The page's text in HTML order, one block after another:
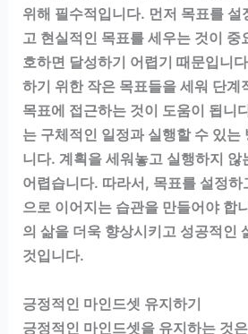
위해 필수적입니다. 먼저 목표를 설
고 현실적인 목표를 세우는 것이 중
호하면 달성하기 어렵기 때문입니
하기 위한 작은 목표들을 세워 단계
목표에 접근하는 것이 도움이 됩니
는 구체적인 일정과 실행할 수 있는
니다. 계획을 세워놓고 실행하지 않
어렵습니다. 따라서, 목표를 설정하
으로 이어지는 습관을 만들어야 합
의 삶을 더욱 향상시키고 성공적인
것입니다.
긍정적인 마인드셋 유지하기
긍정적인 마인드셋을 유지하는 것